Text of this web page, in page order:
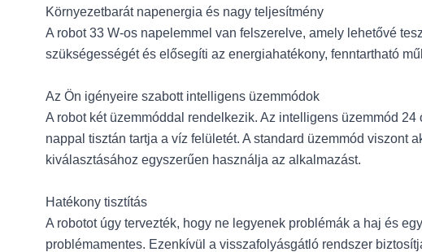
Környezetbarát napenergia és nagy teljesítmény
A robot 33 W-os napelemmel van felszerelve, amely lehetővé
szükségességét és elősegíti az energiahatékony, fenntartható
Az Ön igényeire szabott intelligens üzemmódok
A robot két üzemmóddal rendelkezik. Az intelligens üzemmód
nappal tisztán tartja a víz felületét. A standard üzemmód viszont
kiválasztásához egyszerűen használja az alkalmazást.
Hatékony tisztítás
A robotot úgy tervezték, hogy ne legyenek problémák a haj és
problémamentes. Ezenkívül a visszafolyásgátló rendszer